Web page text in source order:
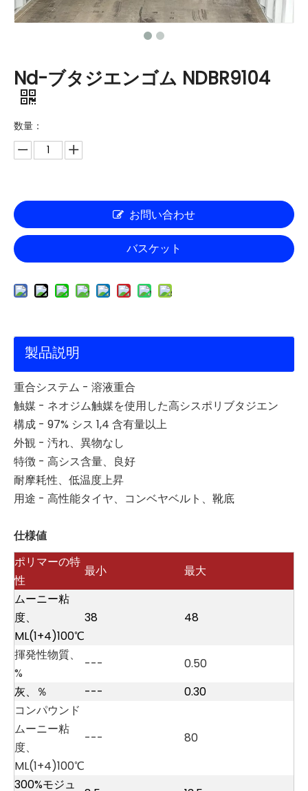
Nd-ブタジエンゴム NDBR9104
数量：
お問い合わせ
バスケット
製品説明
重合システム - 溶液重合
触媒 - ネオジム触媒を使用した高シスポリブタジエン
構成 - 97% シス 1,4 含有量以上
外観 - 汚れ、異物なし
特徴 - 高シス含量、良好
耐摩耗性、低温度上昇
用途 - 高性能タイヤ、コンベヤベルト、靴底
仕様値
ポリマーの特
性
最小
最大
ムーニー粘
度、
ML(1+4)100℃
38 48
揮発性物質、
%
---
0.50
灰、％
---
0.30
コンパウンド
ムーニー粘
度、
ML(1+4)100℃
--- 80
300%モジュ